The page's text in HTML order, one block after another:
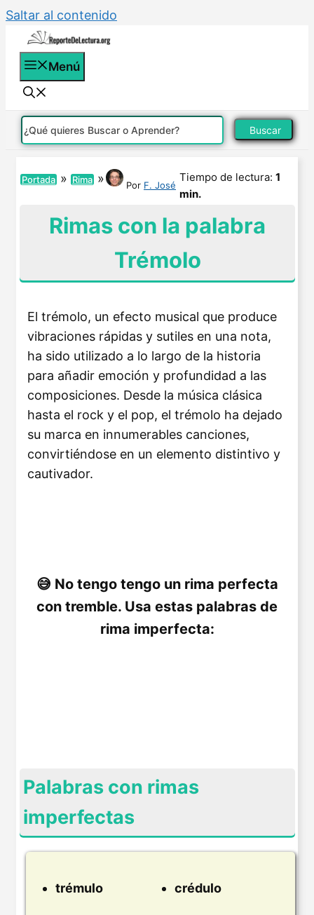
Saltar al contenido
Menú
Buscar
Portada » Rima » Por F. José
Tiempo de lectura: 1
min.
Rimas con la palabra
Trémolo
El trémolo, un efecto musical que produce
vibraciones rápidas y sutiles en una nota,
ha sido utilizado a lo largo de la historia
para añadir emoción y profundidad a las
composiciones. Desde la música clásica
hasta el rock y el pop, el trémolo ha dejado
su marca en innumerables canciones,
convirtiéndose en un elemento distintivo y
cautivador.
No tengo tengo un rima perfecta
con tremble. Usa estas palabras de
rima imperfecta:
Palabras con rimas
imperfectas
trémulo crédulo